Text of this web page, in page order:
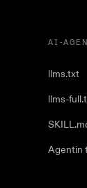
AI-
llms.txt
llms-
Agentin